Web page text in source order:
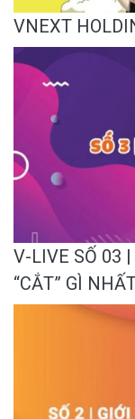
VNEXT
V-LIVE SỐ 03
“CẮT” GÌ